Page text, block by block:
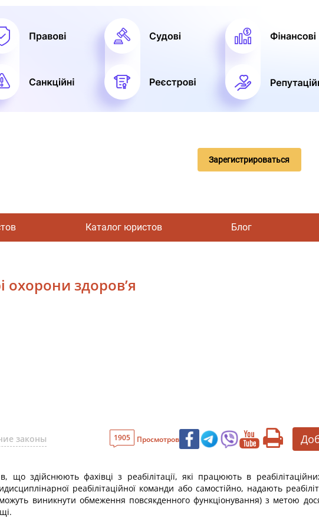
Зарегистрироваться
Каталог юристов Блог
охорони здоров’я
законы 1905 Просмотров
що здійснюють фахівці з реабілітації, які працюють в
реабілітаційної команди або самостійно, надають
виникнути обмеження повсякденного функціонування) з метою